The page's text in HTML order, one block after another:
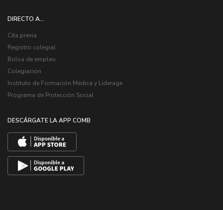
DIRECTO A...
Cita previa
Registro colegial
Bolsa de empleo
Colegiación
Instituto de Formación Médica y Liderage
Programa de Protección Social
DESCÁRGATE LA APP COMB